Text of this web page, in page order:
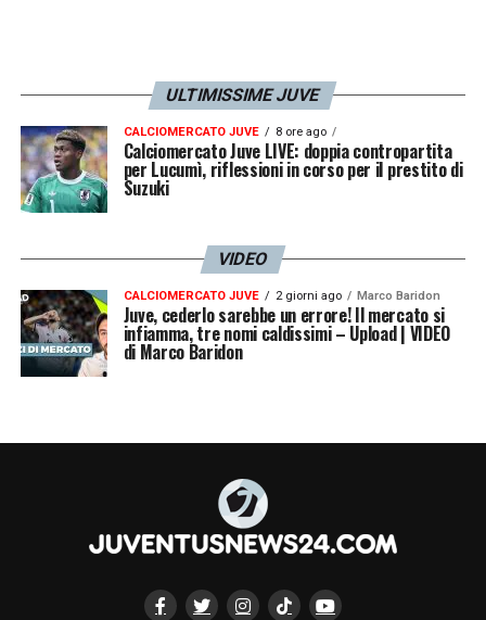
ULTIMISSIME JUVE
CALCIOMERCATO JUVE 8 ore ago
Calciomercato Juve LIVE: doppia contropartita
per Lucumì, riflessioni in corso per il prestito di
Suzuki
VIDEO
CALCIOMERCATO JUVE 2 giorni ago Marco Baridon
Juve, cederlo sarebbe un errore! Il mercato si
infiamma, tre nomi caldissimi – Upload | VIDEO
di Marco Baridon